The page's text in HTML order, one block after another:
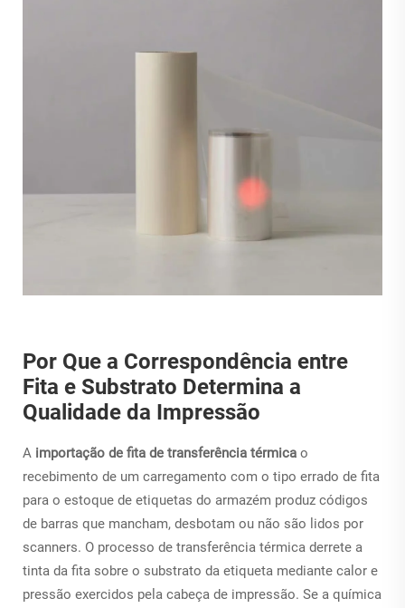
Por Que a Correspondência entre
Fita e Substrato Determina a
Qualidade da Impressão
A importação de fita de transferência térmica o
recebimento de um carregamento com o tipo errado de fita
para o estoque de etiquetas do armazém produz códigos
de barras que mancham, desbotam ou não são lidos por
scanners. O processo de transferência térmica derrete a
tinta da fita sobre o substrato da etiqueta mediante calor e
pressão exercidos pela cabeça de impressão. Se a química